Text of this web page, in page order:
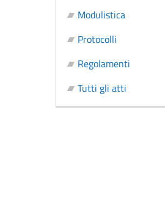
Modulistica
Protocolli
Regolamenti
Tutti gli atti